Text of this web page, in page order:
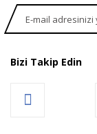
Bizi Takip Edin